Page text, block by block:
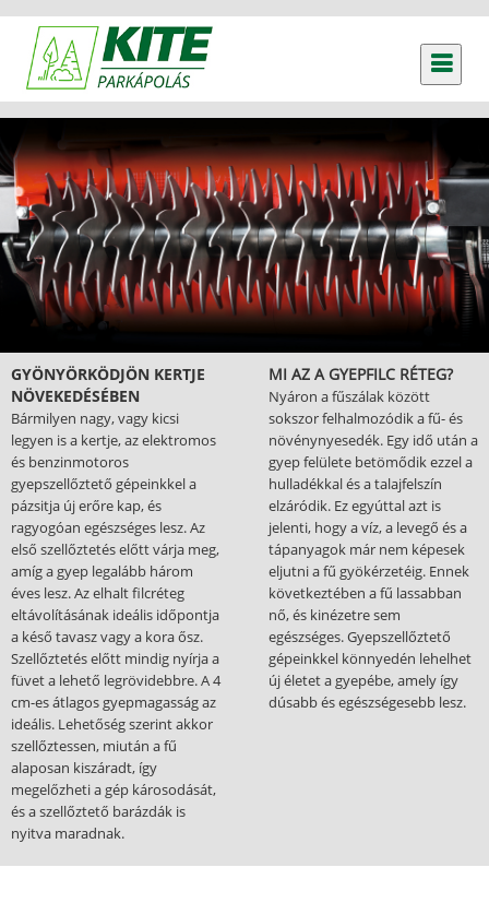
GYÖNYÖRKÖDJÖN KERTJE
NÖVEKEDÉSÉBEN
Bármilyen nagy, vagy kicsi
legyen is a kertje, az elektromos
és benzinmotoros
gyepszellőztető gépeinkkel a
pázsitja új erőre kap, és
ragyogóan egészséges lesz. Az
első szellőztetés előtt várja meg,
amíg a gyep legalább három
éves lesz. Az elhalt filcréteg
eltávolításának ideális időpontja
a késő tavasz vagy a kora ősz.
Szellőztetés előtt mindig nyírja a
füvet a lehető legrövidebbre. A 4
cm-es átlagos gyepmagasság az
ideális. Lehetőség szerint akkor
szellőztessen, miután a fű
alaposan kiszáradt, így
megelőzheti a gép károsodását,
és a szellőztető barázdák is
nyitva maradnak.
MI AZ A GYEPFILC RÉTEG?
Nyáron a fűszálak között
sokszor felhalmozódik a fű- és
növénynyesedék. Egy idő után a
gyep felülete betömődik ezzel a
hulladékkal és a talajfelszín
elzáródik. Ez egyúttal azt is
jelenti, hogy a víz, a levegő és a
tápanyagok már nem képesek
eljutni a fű gyökérzetéig. Ennek
következtében a fű lassabban
nő, és kinézetre sem
egészséges. Gyepszellőztető
gépeinkkel könnyedén lehelhet
új életet a gyepébe, amely így
dúsabb és egészségesebb lesz.